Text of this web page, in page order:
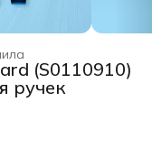
(S0110910)
ручек